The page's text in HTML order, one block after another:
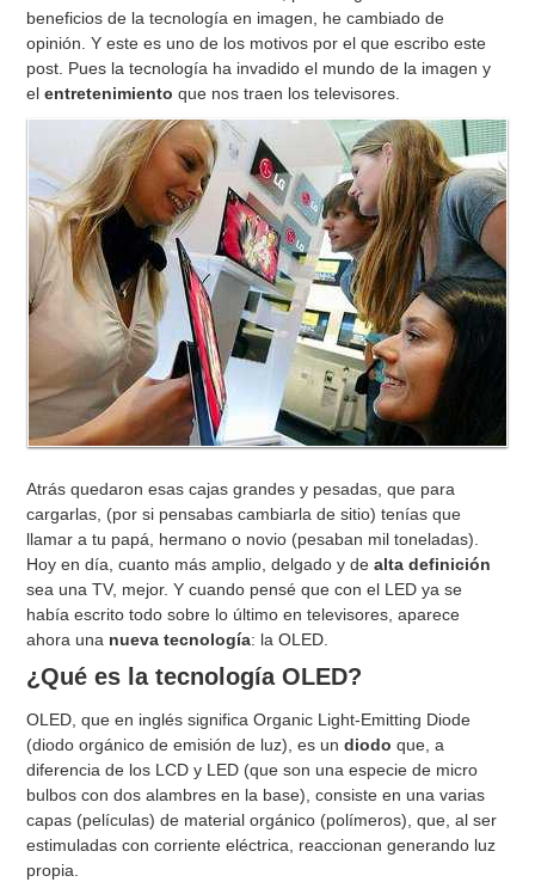
beneficios de la tecnología en imagen, he cambiado de
opinión. Y este es uno de los motivos por el que escribo este
post. Pues la tecnología ha invadido el mundo de la imagen y
elentretenimiento que nos traen los televisores.
Atrás quedaron esas cajas grandes y pesadas, que para
cargarlas, (por si pensabas cambiarla de sitio) tenías que
llamar a tu papá, hermano o novio (pesaban mil toneladas).
Hoy en día, cuanto más amplio, delgado y dealta definición
sea una TV, mejor. Y cuando pensé que con el LED ya se
había escrito todo sobre lo último en televisores, aparece
ahora una nueva tecnología: la OLED.
¿Qué es la tecnología OLED?
OLED, que en inglés significa Organic Light-Emitting Diode
(diodo orgánico de emisión de luz), es undiodo que, a
diferencia de los LCD y LED (que son una especie de micro
bulbos con dos alambres en la base), consiste en una varias
capas (películas) de material orgánico (polímeros), que, al ser
estimuladas con corriente eléctrica, reaccionan generando luz
propia.